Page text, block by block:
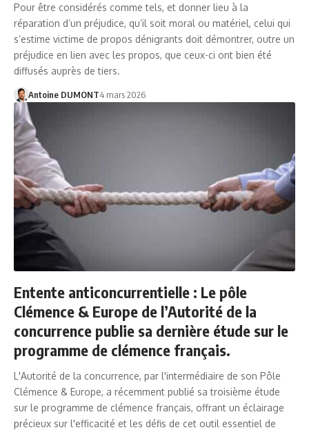
Pour être considérés comme tels, et donner lieu à la
réparation d’un préjudice, qu’il soit moral ou matériel, celui qui
s’estime victime de propos dénigrants doit démontrer, outre un
préjudice en lien avec les propos, que ceux-ci ont bien été
diffusés auprès de tiers.
Antoine DUMONT4 mars 2026
Entente anticoncurrentielle : Le pôle
Clémence & Europe de l’Autorité de la
concurrence publie sa dernière étude sur le
programme de clémence français.
L'Autorité de la concurrence, par l'intermédiaire de son Pôle
Clémence & Europe, a récemment publié sa troisième étude
sur le programme de clémence français, offrant un éclairage
précieux sur l'efficacité et les défis de cet outil essentiel de